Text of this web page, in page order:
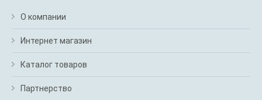
О компании
Интернет магазин
Каталог товаров
Партнерство